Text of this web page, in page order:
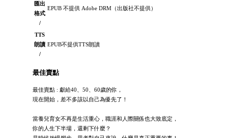
匯出
格式
/
EPUB 不提供 Adobe DRM（出版社不提供）
TTS
朗讀
/
EPUB不提供TTS朗讀
最佳賣點
最佳賣點 : 獻給40、50、60歲的你，
現在開始，差不多該以自己為優先了！
當養兒育女不再是生活重心，職涯和人際關係也大致底定，
你的人生下半場，還剩下什麼？